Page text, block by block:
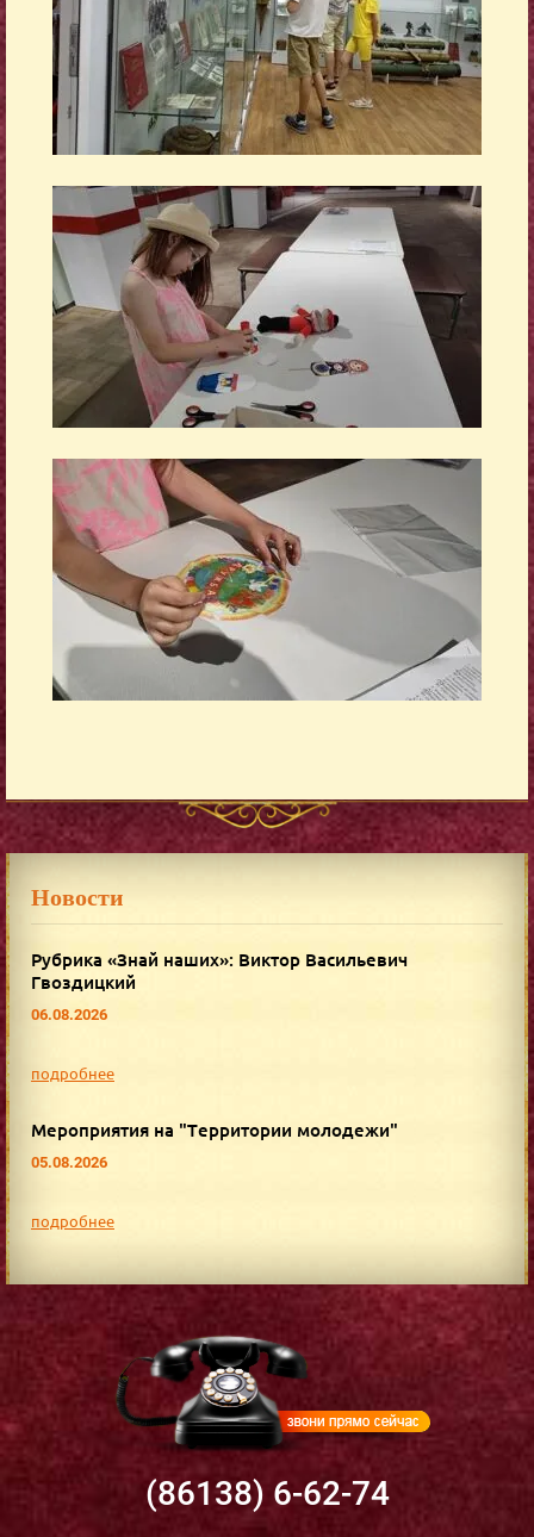
Новости
Рубрика «Знай наших»: Виктор Васильевич
Гвоздицкий
06.08.2026
подробнее
Мероприятия на "Территории молодежи"
05.08.2026
подробнее
(86138) 6-62-74